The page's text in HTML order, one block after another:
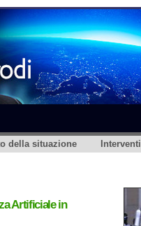
della situazione Interventi
Artificiale in